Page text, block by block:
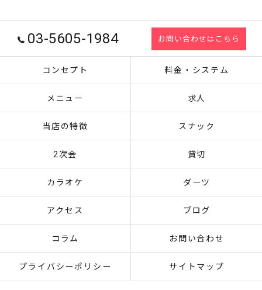
03-5605-1984 お問い合わせはこちら
コンセプト 料金・システム
メニュー 求人
当店の特徴 スナック
2次会 貸切
カラオケ ダーツ
アクセス ブログ
コラム お問い合わせ
プライバシーポリシー サイトマップ